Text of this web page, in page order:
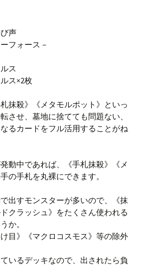
声
フォース－
ス
ス×2枚
抹殺》《メタモルポット》といっ
させ、墓地に捨てても問題ない、
るカードをフル活用することがね
動中であれば、《手札抹殺》《メ
の手札を丸裸にできます。
出すモンスターが多いので、《抹
クラッシュ》をたくさん使われる
か。
目》《マクロコスモス》等の除外
いるデッキなので、出されたら負